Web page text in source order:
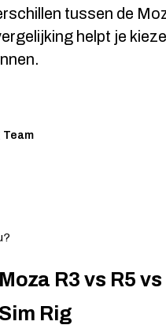
tussen de
helpt je
Team
Moza R3 vs R5
Sim Rig